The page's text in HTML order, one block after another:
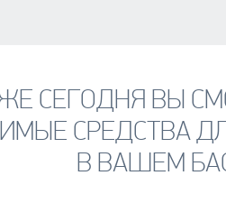
СЕГОДНЯ ВЫ
СРЕДСТВА
В ВАШЕМ